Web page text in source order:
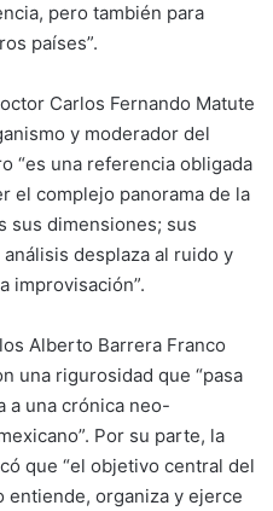
pero también para
países”.
Carlos Fernando Matute
y moderador del
“es una referencia obligada
el complejo panorama de la
sus dimensiones; sus
desplaza al ruido y
improvisación”.
Alberto Barrera Franco
una rigurosidad que “pasa
a una crónica neo-
Por su parte, la
que “el objetivo central del
entiende, organiza y ejerce